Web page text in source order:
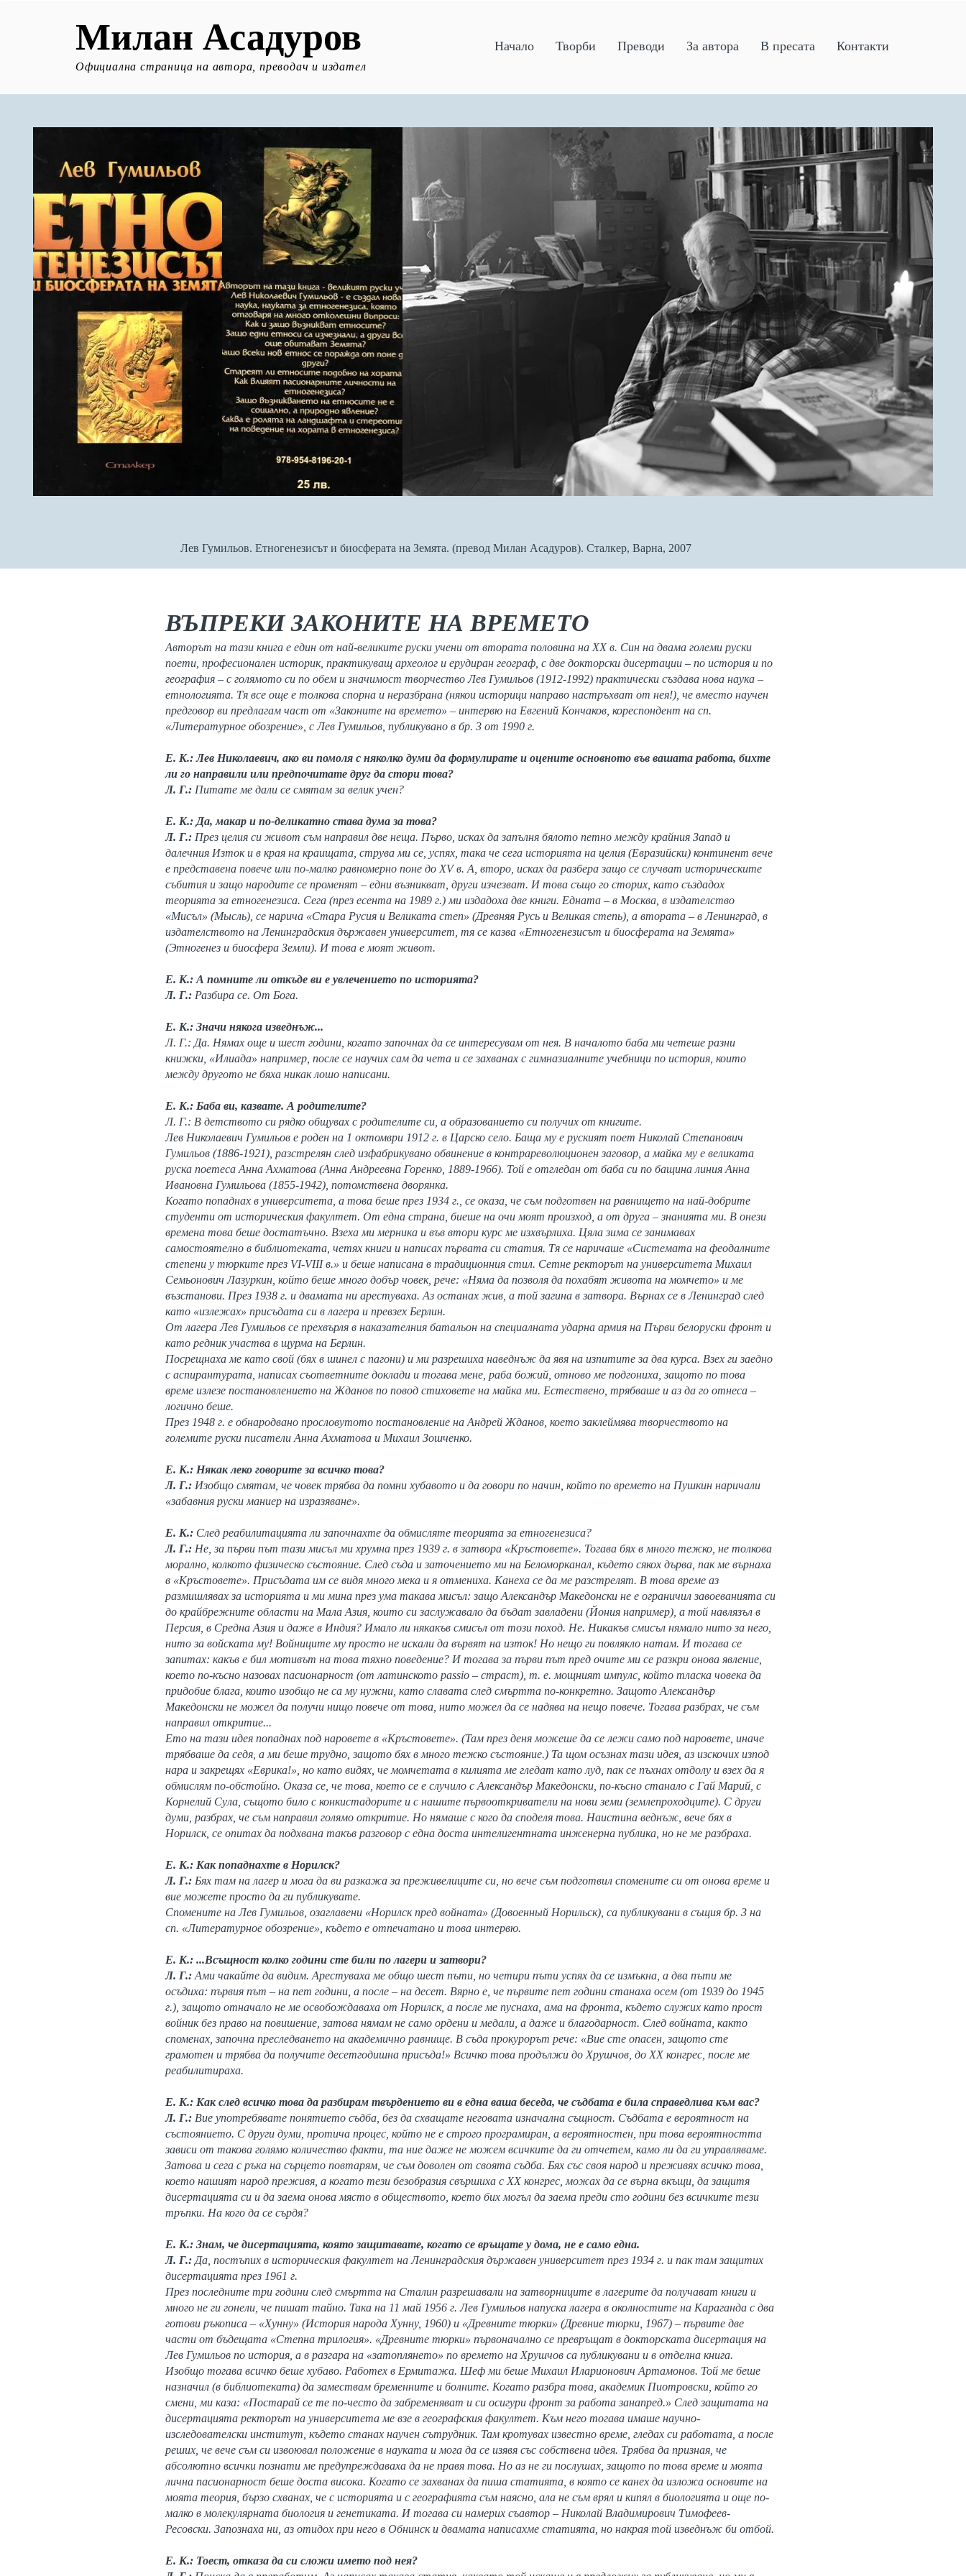
Милан Асадуров
Официална страница на автора, преводач и издател
Начало Творби Преводи За автора В пресата Контакти
Лев Гумильов. Етногенезисът и биосферата на Земята. (превод Милан Асадуров). Сталкер, Варна, 2007
ВЪПРЕКИ ЗАКОНИТЕ НА ВРЕМЕТО
Авторът на тази книга е един от най-великите руски учени от втората половина на ХХ в. Син на двама големи руски
поети, професионален историк, практикуващ археолог и ерудиран географ, с две докторски дисертации – по история и по
география – с голямото си по обем и значимост творчество Лев Гумильов (1912-1992) практически създава нова наука –
етнологията. Тя все още е толкова спорна и неразбрана (някои историци направо настръхват от нея!), че вместо научен
предговор ви предлагам част от «Законите на времето» – интервю на Евгений Кончаков, кореспондент на сп.
«Литературное обозрение», с Лев Гумильов, публикувано в бр. 3 от 1990 г.
Е. К.: Лев Николаевич, ако ви помоля с няколко думи да формулирате и оцените основното във вашата работа, бихте
ли го направили или предпочитате друг да стори това?
Л. Г.: Питате ме дали се смятам за велик учен?
Е. К.: Да, макар и по-деликатно става дума за това?
Л. Г.: През целия си живот съм направил две неща. Първо, исках да запълня бялото петно между крайния Запад и
далечния Изток и в края на краищата, струва ми се, успях, така че сега историята на целия (Евразийски) континент вече
е представена повече или по-малко равномерно поне до XV в. А, второ, исках да разбера защо се случват историческите
събития и защо народите се променят – едни възникват, други изчезват. И това също го сторих, като създадох
теорията за етногенезиса. Сега (през есента на 1989 г.) ми издадоха две книги. Едната – в Москва, в издателство
«Мисъл» (Мысль), се нарича «Стара Русия и Великата степ» (Древняя Русь и Великая степь), а втората – в Ленинград, в
издателството на Ленинградския държавен университет, тя се казва «Етногенезисът и биосферата на Земята»
(Этногенез и биосфера Земли). И това е моят живот.
Е. К.: А помните ли откъде ви е увлечението по историята?
Л. Г.: Разбира се. От Бога.
Е. К.: Значи някога изведнъж...
Л. Г.: Да. Нямах още и шест години, когато започнах да се интересувам от нея. В началото баба ми четеше разни
книжки, «Илиада» например, после се научих сам да чета и се захванах с гимназиалните учебници по история, които
между другото не бяха никак лошо написани.
Е. К.: Баба ви, казвате. А родителите?
Л. Г.: В детството си рядко общувах с родителите си, а образованието си получих от книгите.
Лев Николаевич Гумильов е роден на 1 октомври 1912 г. в Царско село. Баща му е руският поет Николай Степанович
Гумильов (1886-1921), разстрелян след изфабрикувано обвинение в контрареволюционен заговор, а майка му е великата
руска поетеса Анна Ахматова (Анна Андреевна Горенко, 1889-1966). Той е отгледан от баба си по бащина линия Анна
Ивановна Гумильова (1855-1942), потомствена дворянка.
Когато попаднах в университета, а това беше през 1934 г., се оказа, че съм подготвен на равнището на най-добрите
студенти от историческия факултет. От една страна, биеше на очи моят произход, а от друга – знанията ми. В онези
времена това беше достатъчно. Взеха ми мерника и във втори курс ме изхвърлиха. Цяла зима се занимавах
самостоятелно в библиотеката, четях книги и написах първата си статия. Тя се наричаше «Системата на феодалните
степени у тюрките през VI-VIII в.» и беше написана в традиционния стил. Сетне ректорът на университета Михаил
Семьонович Лазуркин, който беше много добър човек, рече: «Няма да позволя да похабят живота на момчето» и ме
възстанови. През 1938 г. и двамата ни арестуваха. Аз останах жив, а той загина в затвора. Върнах се в Ленинград след
като «излежах» присъдата си в лагера и превзех Берлин.
От лагера Лев Гумильов се прехвърля в наказателния батальон на специалната ударна армия на Първи белоруски фронт и
като редник участва в щурма на Берлин.
Посрещнаха ме като свой (бях в шинел с пагони) и ми разрешиха наведнъж да явя на изпитите за два курса. Взех ги заедно
с аспирантурата, написах съответните доклади и тогава мене, раба божий, отново ме подгониха, защото по това
време излезе постановлението на Жданов по повод стиховете на майка ми. Естествено, трябваше и аз да го отнеса –
логично беше.
През 1948 г. е обнародвано прословутото постановление на Андрей Жданов, което заклеймява творчеството на
големите руски писатели Анна Ахматова и Михаил Зошченко.
Е. К.: Някак леко говорите за всичко това?
Л. Г.: Изобщо смятам, че човек трябва да помни хубавото и да говори по начин, който по времето на Пушкин наричали
«забавния руски маниер на изразяване».
Е. К.: След реабилитацията ли започнахте да обмисляте теорията за етногенезиса?
Л. Г.: Не, за първи път тази мисъл ми хрумна през 1939 г. в затвора «Кръстовете». Тогава бях в много тежко, не толкова
морално, колкото физическо състояние. След съда и заточението ми на Беломорканал, където сякох дърва, пак ме върнаха
в «Кръстовете». Присъдата им се видя много мека и я отмениха. Канеха се да ме разстрелят. В това време аз
размишлявах за историята и ми мина през ума такава мисъл: защо Александър Македонски не е ограничил завоеванията си
до крайбрежните области на Мала Азия, които си заслужавало да бъдат завладени (Йония например), а той навлязъл в
Персия, в Средна Азия и даже в Индия? Имало ли някакъв смисъл от този поход. Не. Никакъв смисъл нямало нито за него,
нито за войската му! Войниците му просто не искали да вървят на изток! Но нещо ги повлякло натам. И тогава се
запитах: какъв е бил мотивът на това тяхно поведение? И тогава за първи път пред очите ми се разкри онова явление,
което по-късно назовах пасионарност (от латинското passio – страст), т. е. мощният импулс, който тласка човека да
придобие блага, които изобщо не са му нужни, като славата след смъртта по-конкретно. Защото Александър
Македонски не можел да получи нищо повече от това, нито можел да се надява на нещо повече. Тогава разбрах, че съм
направил откритие...
Ето на тази идея попаднах под наровете в «Кръстовете». (Там през деня можеше да се лежи само под наровете, иначе
трябваше да седя, а ми беше трудно, защото бях в много тежко състояние.) Та щом осъзнах тази идея, аз изскочих изпод
нара и закрещях «Еврика!», но като видях, че момчетата в килията ме гледат като луд, пак се пъхнах отдолу и взех да я
обмислям по-обстойно. Оказа се, че това, което се е случило с Александър Македонски, по-късно станало с Гай Марий, с
Корнелий Сула, същото било с конкистадорите и с нашите първооткриватели на нови земи (землепроходците). С други
думи, разбрах, че съм направил голямо откритие. Но нямаше с кого да споделя това. Наистина веднъж, вече бях в
Норилск, се опитах да подхвана такъв разговор с една доста интелигентната инженерна публика, но не ме разбраха.
Е. К.: Как попаднахте в Норилск?
Л. Г.: Бях там на лагер и мога да ви разкажа за преживелиците си, но вече съм подготвил спомените си от онова време и
вие можете просто да ги публикувате.
Спомените на Лев Гумильов, озаглавени «Норилск пред войната» (Довоенный Норильск), са публикувани в същия бр. 3 на
сп. «Литературное обозрение», където е отпечатано и това интервю.
Е. К.: ...Всъщност колко години сте били по лагери и затвори?
Л. Г.: Ами чакайте да видим. Арестуваха ме общо шест пъти, но четири пъти успях да се измъкна, а два пъти ме
осъдиха: първия път – на пет години, а после – на десет. Вярно е, че първите пет години станаха осем (от 1939 до 1945
г.), защото отначало не ме освобождаваха от Норилск, а после ме пуснаха, ама на фронта, където служих като прост
войник без право на повишение, затова нямам не само ордени и медали, а даже и благодарност. След войната, както
споменах, започна преследването на академично равнище. В съда прокурорът рече: «Вие сте опасен, защото сте
грамотен и трябва да получите десетгодишна присъда!» Всичко това продължи до Хрушчов, до ХХ конгрес, после ме
реабилитираха.
Е. К.: Как след всичко това да разбирам твърдението ви в една ваша беседа, че съдбата е била справедлива към вас?
Л. Г.: Вие употребявате понятието съдба, без да схващате неговата изначална същност. Съдбата е вероятност на
състоянието. С други думи, протича процес, който не е строго програмиран, а вероятностен, при това вероятността
зависи от такова голямо количество факти, та ние даже не можем всичките да ги отчетем, камо ли да ги управляваме.
Затова и сега с ръка на сърцето повтарям, че съм доволен от своята съдба. Бях със своя народ и преживях всичко това,
което нашият народ преживя, а когато тези безобразия свършиха с ХХ конгрес, можах да се върна вкъщи, да защитя
дисертацията си и да заема онова място в обществото, което бих могъл да заема преди сто години без всичките тези
тръпки. На кого да се сърдя?
Е. К.: Знам, че дисертацията, която защитавате, когато се връщате у дома, не е само една.
Л. Г.: Да, постъпих в историческия факултет на Ленинградския държавен университет през 1934 г. и пак там защитих
дисертацията през 1961 г.
През последните три години след смъртта на Сталин разрешавали на затворниците в лагерите да получават книги и
много не ги гонели, че пишат тайно. Така на 11 май 1956 г. Лев Гумильов напуска лагера в околностите на Караганда с два
готови ръкописа – «Хунну» (История народа Хунну, 1960) и «Древните тюрки» (Древние тюрки, 1967) – първите две
части от бъдещата «Степна трилогия». «Древните тюрки» първоначално се превръщат в докторската дисертация на
Лев Гумильов по история, а в разгара на «затоплянето» по времето на Хрушчов са публикувани и в отделна книга.
Изобщо тогава всичко беше хубаво. Работех в Ермитажа. Шеф ми беше Михаил Иларионович Артамонов. Той ме беше
назначил (в библиотеката) да замествам бременните и болните. Когато разбра това, академик Пиотровски, който го
смени, ми каза: «Постарай се те по-често да забременяват и си осигури фронт за работа занапред.» След защитата на
дисертацията ректорът на университета ме взе в географския факултет. Към него тогава имаше научно-
изследователски институт, където станах научен сътрудник. Там кротувах известно време, гледах си работата, а после
реших, че вече съм си извоювал положение в науката и мога да се изявя със собствена идея. Трябва да призная, че
абсолютно всички познати ме предупреждаваха да не правя това. Но аз не ги послушах, защото по това време и моята
лична пасионарност беше доста висока. Когато се захванах да пиша статията, в която се канех да изложа основите на
моята теория, бързо схванах, че с историята и с географията съм наясно, ала не съм врял и кипял в биологията и още по-
малко в молекулярната биология и генетиката. И тогава си намерих съавтор – Николай Владимирович Тимофеев-
Ресовски. Запознаха ни, аз отидох при него в Обнинск и двамата написахме статията, но накрая той изведнъж би отбой.
Е. К.: Тоест, отказа да си сложи името под нея?